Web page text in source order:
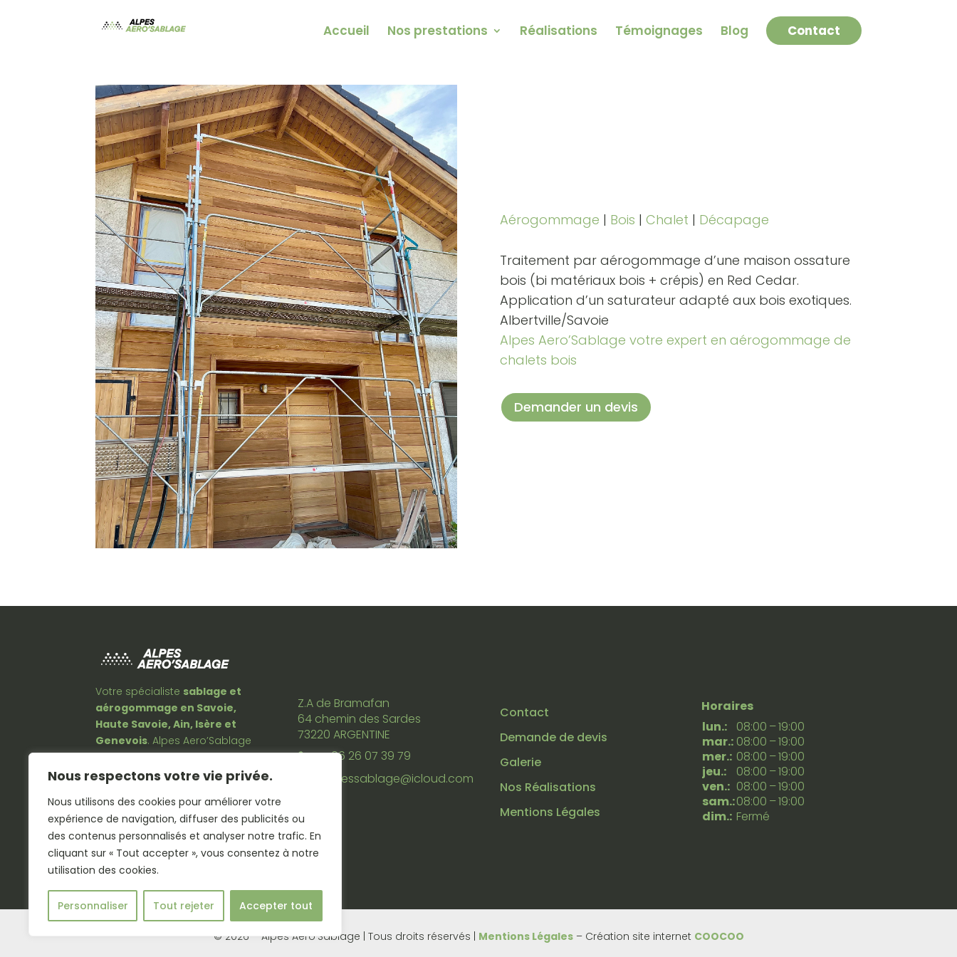
Nous respectons votre vie privée.
Nous utilisons des cookies pour améliorer votre
expérience de navigation, diffuser des publicités ou
des contenus personnalisés et analyser notre trafic. En
cliquant sur « Tout accepter », vous consentez à notre
utilisation des cookies.
Personnaliser Tout rejeter Accepter tout
Accueil Nos prestations Réalisations Témoignages Blog Contact
Aérogommage | Bois | Chalet | Décapage
Traitement par aérogommage d’une maison ossature
bois (bi matériaux bois + crépis) en Red Cedar.
Application d’un saturateur adapté aux bois exotiques.
Albertville/Savoie
Alpes Aero’Sablage votre expert en aérogommage de
chalets bois
Demander un devis
Votre spécialiste sablage et
aérogommage en Savoie,
Haute Savoie, Ain, Isère et
Genevois. Alpes Aero’Sablage
vous propose ses services
d’aérogommageet de
toutes les surfaces (bois,
métal, béton et pierre) ainsi
que derénovation de vos
chalets en Savoieet
départements limitrophes.
Z.A de Bramafan
64 chemin des Sardes
73220 ARGENTINE
06 26 07 39 79
alpessablage@icloud.com
Contact
Demande de devis
Galerie
Nos Réalisations
Mentions Légales
Horaires
lun.:
08:00 – 19:00
mar.: 08:00 – 19:00
mer.: 08:00 – 19:00
jeu.:
08:00 – 19:00
ven.: 08:00 – 19:00
sam.:08:00 – 19:00
dim.: Fermé
© 2026 – Alpes Aéro’Sablage | Tous droits réservés | Mentions Légales–Création site internet COOCOO